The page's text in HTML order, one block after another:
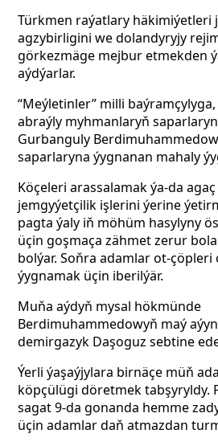
Türkmen raýatlary häkimiýetleri
agzybirligini we dolandyryjy
görkezmäge mejbur etmekden
aýdýarlar.
“Meýletinler” milli
abraýly myhmanlaryň
Gurbanguly
saparlaryna ýygnanan mahaly
Köçeleri arassalamak ýa-da
jemgyýetçilik işlerini ýerine
pagta ýaly iň möhüm hasylyny
üçin goşmaça zähmet zerur
bolýar. Soňra adamlar ot-çöpleri
ýygnamak üçin iberilýär.
Muňa aýdyň mysal hökmünde
Berdimuhammedowyň maý
demirgazyk Daşoguz sebtine
Ýerli ýaşaýjylara birnäçe müň
köpçülügi döretmek tabşyryldy.
sagat 9-da gonanda hemme
üçin adamlar daň atmazdan